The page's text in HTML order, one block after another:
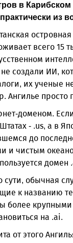
в Карибском
из
всего 15
создали ИИ,
их ученые
Ангилье просто
доменом.
- .us, а в
до
и чистым
домен
сути, обычная
к названию
более крупными
на .ai.
от этого